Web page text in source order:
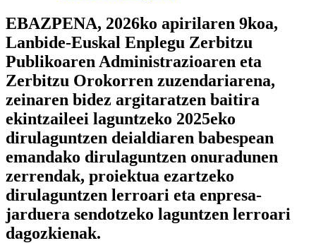
EBAZPENA, 2026ko apirilaren 9koa,
Lanbide-Euskal Enplegu Zerbitzu
Publikoaren Administrazioaren eta
Zerbitzu Orokorren zuzendariarena,
zeinaren bidez argitaratzen baitira
ekintzaileei laguntzeko 2025eko
dirulaguntzen deialdiaren babespean
emandako dirulaguntzen onuradunen
zerrendak, proiektua ezartzeko
dirulaguntzen lerroari eta enpresa-
jarduera sendotzeko laguntzen lerroari
dagozkienak.